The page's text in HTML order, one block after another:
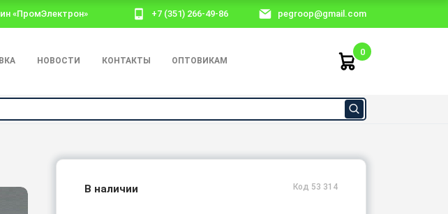
«ПромЭлектрон» +7 (351) 266-49-86 pegroop@gmail.com
НОВОСТИ КОНТАКТЫ ОПТОВИКАМ
0
В наличии Код 53 314